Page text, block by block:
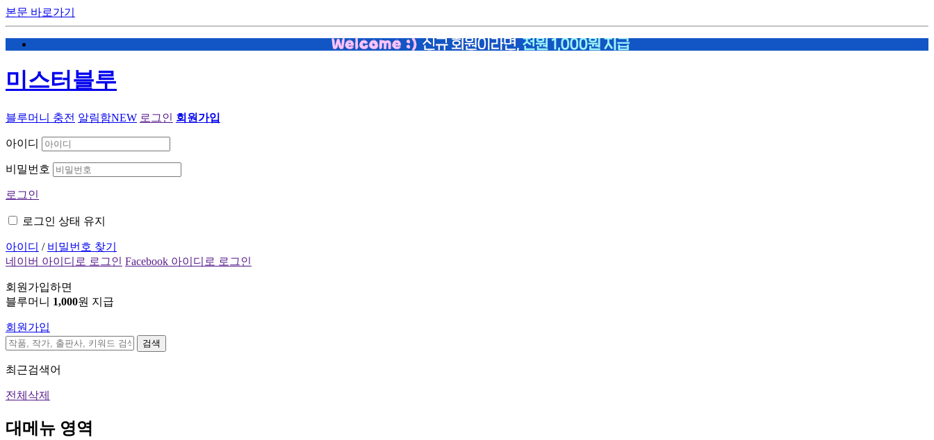
본문 바로가기
미스터블루
블루머니 충전 알림함NEW 로그인 회원가입
아이디
비밀번호
로그인
로그인 상태 유지
아이디 / 비밀번호 찾기
네이버 아이디로 로그인 Facebook 아이디로 로그인
회원가입하면
블루머니 1,000원 지급
회원가입
검색
최근검색어
전체삭제
대메뉴 영역